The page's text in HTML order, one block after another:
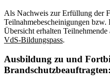
Als Nachweis zur Erfüllung der
Teilnahmebescheinigungen bzw.
Übersicht erhalten
VdS-Bildungspass.
Ausbildung zu und